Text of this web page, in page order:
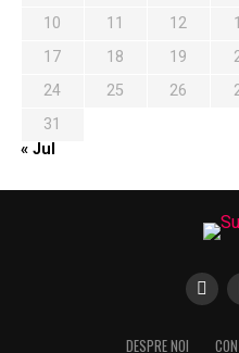
10
11 12
17
18 19
24
25 26
31
« Jul
DESPRE NOI